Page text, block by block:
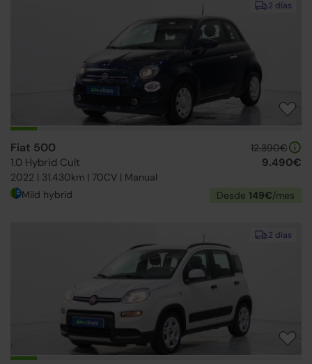
2 días
Fiat 500
1.0 Hybrid Cult
2022 | 31.430km | 70CV | Manual
12.390€
9.490€
Mild hybrid Desde 149€/mes
2 días